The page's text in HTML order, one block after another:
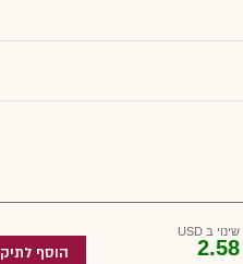
שינוי ב USD
2.58 הוסף לתיק